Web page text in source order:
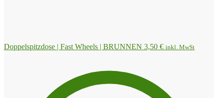
Doppelspitzdose | Fast Wheels | BRUNNEN 3,50 € inkl. MwSt